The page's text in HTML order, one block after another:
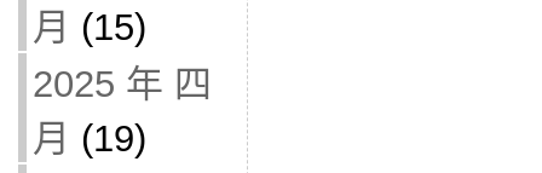
月 (15)
2025 年 四
月 (19)